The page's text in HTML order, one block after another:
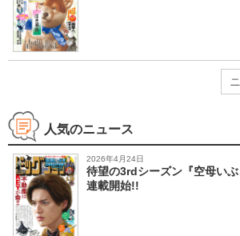
人気のニュース
2026年4月24日
待望の3rdシーズン『空母いぶ
連載開始!!